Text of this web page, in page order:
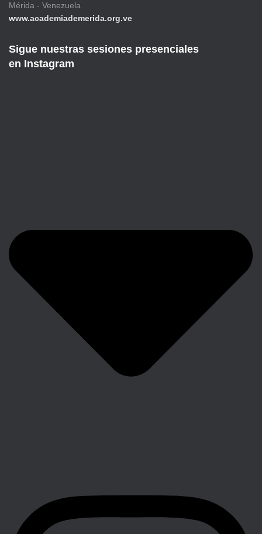
Mérida - Venezuela
www.academiademerida.org.ve
Sigue nuestras sesiones presenciales
en Instagram